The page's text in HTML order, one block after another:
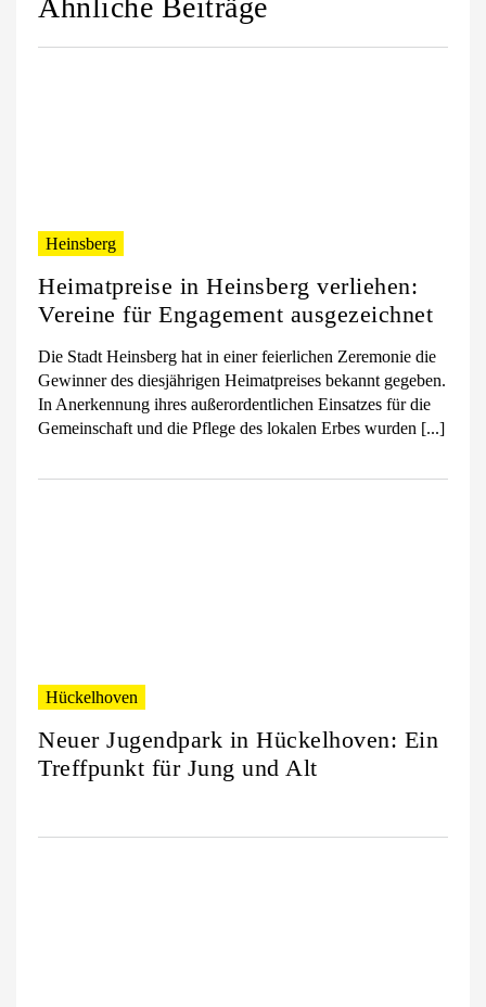
Ähnliche Beiträge
Heinsberg
Heimatpreise in Heinsberg verliehen:
Vereine für Engagement ausgezeichnet
Die Stadt Heinsberg hat in einer feierlichen Zeremonie die
Gewinner des diesjährigen Heimatpreises bekannt gegeben.
In Anerkennung ihres außerordentlichen Einsatzes für die
Gemeinschaft und die Pflege des lokalen Erbes wurden [...]
Hückelhoven
Neuer Jugendpark in Hückelhoven: Ein
Treffpunkt für Jung und Alt